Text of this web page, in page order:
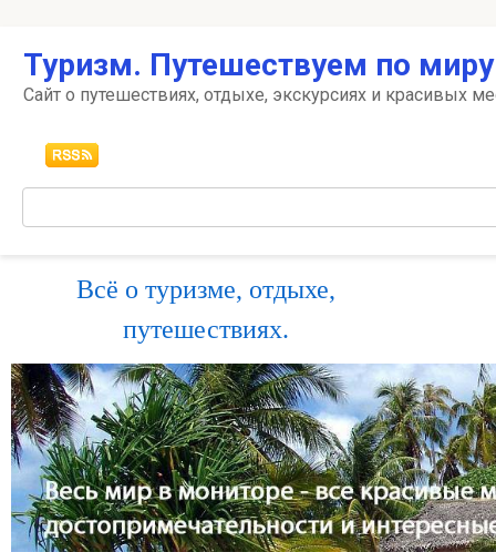
контенту
Туризм. Путешествуем по
Сайт о путешествиях, отдыхе, экскурсиях и красивых
Всё о туризме, отдыхе,
путешествиях.